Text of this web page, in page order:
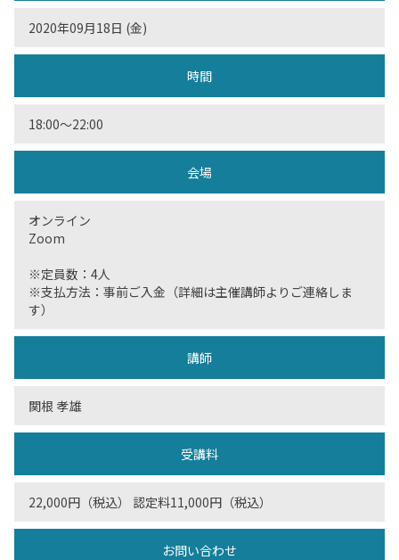
2020年09月18日 (金)
時間
18:00〜22:00
会場
オンライン
Zoom
※定員数：4人
※支払方法：事前ご入金（詳細は主催講師よりご連絡しま
す）
講師
関根 孝雄
受講料
22,000円（税込） 認定料11,000円（税込）
お問い合わせ